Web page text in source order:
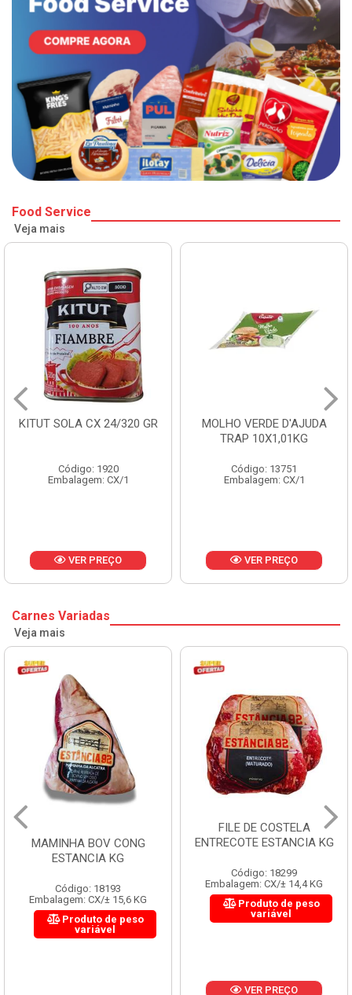
Food Service
Veja mais
KITUT SOLA CX 24/320 GR
Código: 1920
Embalagem: CX/1
VER PREÇO
MOLHO VERDE D'AJUDA
TRAP 10X1,01KG
Código: 13751
Embalagem: CX/1
VER PREÇO
Carnes Variadas
Veja mais
MAMINHA BOV CONG
ESTANCIA KG
Código: 18193
Embalagem: CX/± 15,6 KG
Produto de peso
variável
FILE DE COSTELA
ENTRECOTE ESTANCIA KG
Código: 18299
Embalagem: CX/± 14,4 KG
Produto de peso
variável
VER PREÇO